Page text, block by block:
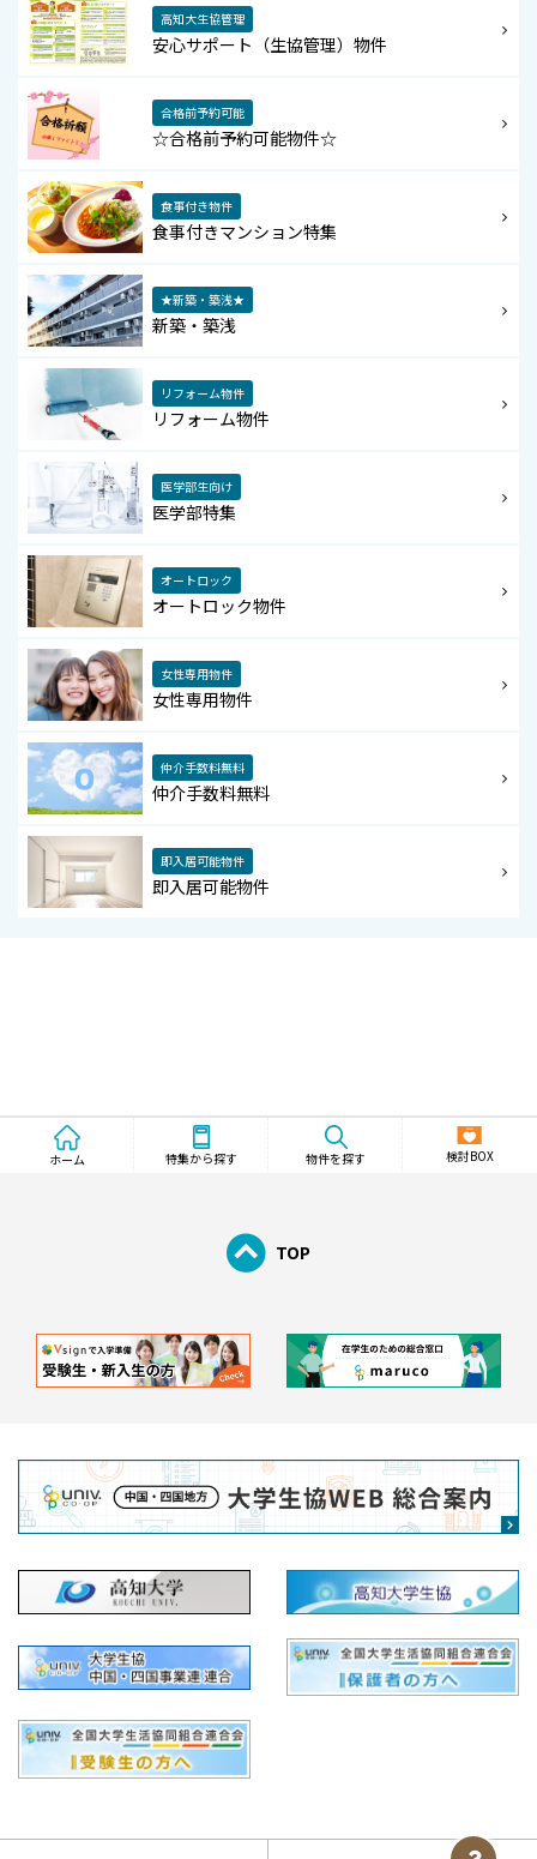
高知大生協管理
安心サポート（生協管理）物件
合格前予約可能
☆合格前予約可能物件☆
食事付き物件
食事付きマンション特集
★新築・築浅★
新築・築浅
リフォーム物件
リフォーム物件
医学部生向け
医学部特集
オートロック
オートロック物件
女性専用物件
女性専用物件
仲介手数料無料
仲介手数料無料
即入居可能物件
即入居可能物件
ホーム 特集から探す 物件を探す 検討BOX
TOP